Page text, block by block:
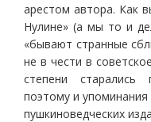
арестом автора. Как
Нулине» (а мы то и
«бывают странные
не в чести в
степени
поэтому и
пушкиноведческих